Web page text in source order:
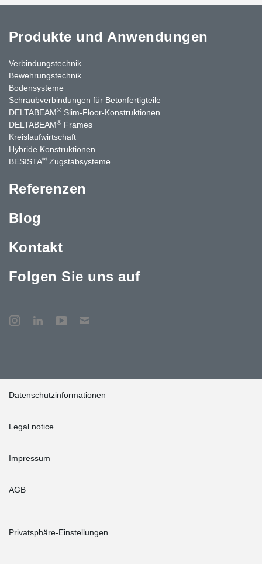
Produkte und Anwendungen
Verbindungstechnik
Bewehrungstechnik
Bodensysteme
Schraubverbindungen für Betonfertigteile
DELTABEAM® Slim-Floor-Konstruktionen
DELTABEAM® Frames
Kreislaufwirtschaft
Hybride Konstruktionen
BESISTA® Zugstabsysteme
Referenzen
Blog
Kontakt
Folgen Sie uns auf
Datenschutzinformationen
Legal notice
Impressum
AGB
Privatsphäre-Einstellungen